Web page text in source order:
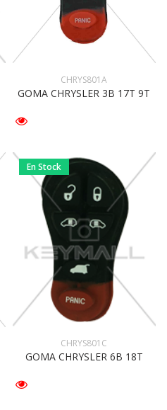
CHRYS801A
GOMA CHRYSLER 3B 17T 9T
En Stock
CHRYS801C
GOMA CHRYSLER 6B 18T